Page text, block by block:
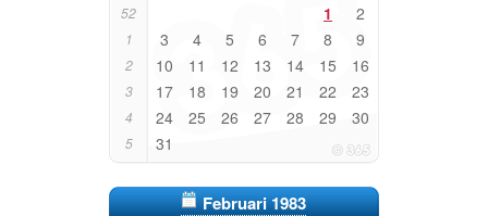
52 1 2
1 3 4 5 6 7 8 9
2 10 11 12 13 14 15 16
3 17 18 19 20 21 22 23
4 24 25 26 27 28 29 30
5 31
Februari 1983